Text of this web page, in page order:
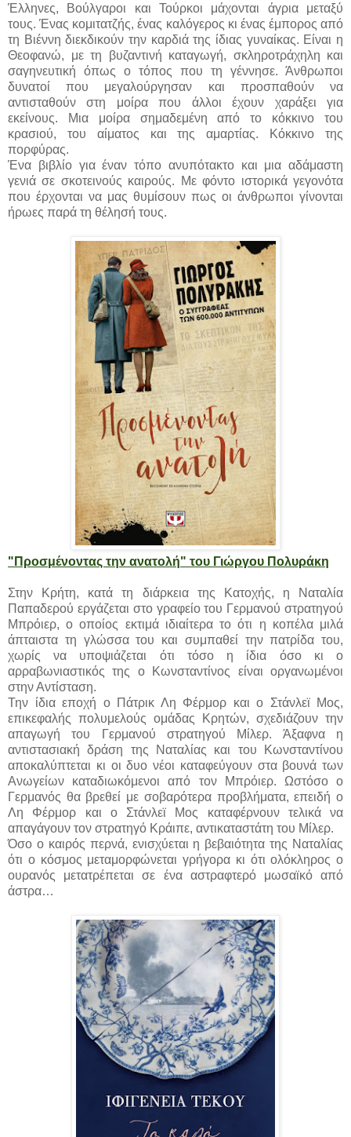
Έλληνες, Βούλγαροι και Τούρκοι μάχονται άγρια μεταξύ
τους. Ένας κομιτατζής, ένας καλόγερος κι ένας έμπορος από
τη Βιέννη διεκδικούν την καρδιά της ίδιας γυναίκας. Είναι η
Θεοφανώ, με τη βυζαντινή καταγωγή, σκληροτράχηλη και
σαγηνευτική όπως ο τόπος που τη γέννησε. Άνθρωποι
δυνατοί που μεγαλούργησαν και προσπαθούν να
αντισταθούν στη μοίρα που άλλοι έχουν χαράξει για
εκείνους. Μια μοίρα σημαδεμένη από το κόκκινο του
κρασιού, του αίματος και της αμαρτίας. Κόκκινο της
πορφύρας.
Ένα βιβλίο για έναν τόπο ανυπότακτο και μια αδάμαστη
γενιά σε σκοτεινούς καιρούς. Με φόντο ιστορικά γεγονότα
που έρχονται να μας θυμίσουν πως οι άνθρωποι γίνονται
ήρωες παρά τη θέλησή τους.
"Προσμένοντας την ανατολή" του Γιώργου Πολυράκη
Στην Κρήτη, κατά τη διάρκεια της Κατοχής, η Ναταλία
Παπαδερού εργάζεται στο γραφείο του Γερμανού στρατηγού
Μπρόιερ, ο οποίος εκτιμά ιδιαίτερα το ότι η κοπέλα μιλά
άπταιστα τη γλώσσα του και συμπαθεί την πατρίδα του,
χωρίς να υποψιάζεται ότι τόσο η ίδια όσο κι ο
αρραβωνιαστικός της ο Κωνσταντίνος είναι οργανωμένοι
στην Αντίσταση.
Την ίδια εποχή ο Πάτρικ Λη Φέρμορ και ο Στάνλεϊ Μος,
επικεφαλής πολυμελούς ομάδας Κρητών, σχεδιάζουν την
απαγωγή του Γερμανού στρατηγού Μίλερ. Άξαφνα η
αντιστασιακή δράση της Ναταλίας και του Κωνσταντίνου
αποκαλύπτεται κι οι δυο νέοι καταφεύγουν στα βουνά των
Ανωγείων καταδιωκόμενοι από τον Μπρόιερ. Ωστόσο ο
Γερμανός θα βρεθεί με σοβαρότερα προβλήματα, επειδή ο
Λη Φέρμορ και ο Στάνλεϊ Μος καταφέρνουν τελικά να
απαγάγουν τον στρατηγό Κράιπε, αντικαταστάτη του Μίλερ.
Όσο ο καιρός περνά, ενισχύεται η βεβαιότητα της Ναταλίας
ότι ο κόσμος μεταμορφώνεται γρήγορα κι ότι ολόκληρος ο
ουρανός μετατρέπεται σε ένα αστραφτερό μωσαϊκό από
άστρα…